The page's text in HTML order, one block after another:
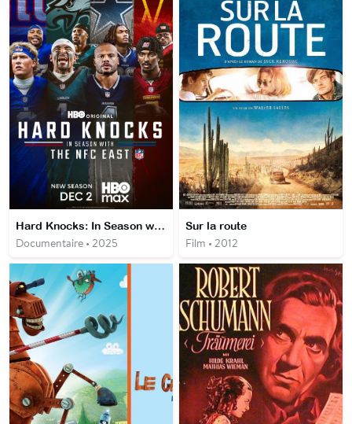
Hard Knocks: In Season with the NFC East
Documentaire • 2025
Sur la route
Film • 2012